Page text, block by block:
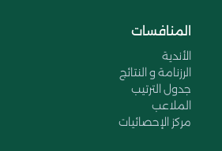
المنافسات
الأندية
الرزنامة و النتائج
جدول الترتيب
الملاعب
مركز الإحصائيات